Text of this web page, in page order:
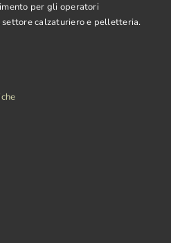
per gli operatori
calzaturiero e pelletteria.